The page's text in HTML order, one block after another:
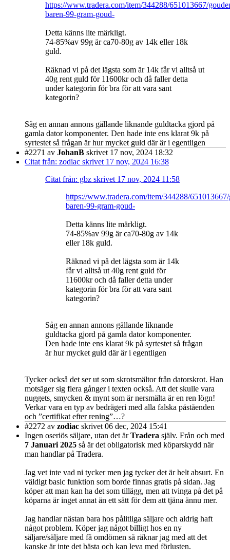
https://www.tradera.com/item/344288/651013667/
baren-99-gram-goud-
Detta känns lite märkligt.
74-85%av 99g är ca70-80g av 14k eller 18k
guld.
Räknad vi på det lägsta som är 14k får vi alltså ut
40g rent guld för 11600kr och då faller detta
under kategorin för bra för att vara sant
kategorin?
Såg en annan annons gällande liknande guldtacka gjord på
gamla dator komponenter. Den hade inte ens klarat 9k på
syrtestet så frågan är hur mycket guld där är i egentligen
#2271 av JohanB skrivet 17 nov, 2024 18:32
Citat från: zodiac skrivet 17 nov, 2024 16:38
Citat från: gbz skrivet 17 nov, 2024 11:58
https://www.tradera.com/item/344288/
baren-99-gram-goud-
Detta känns lite märkligt.
74-85%av 99g är ca70-80g av 14k
eller 18k guld.
Räknad vi på det lägsta som är 14k
får vi alltså ut 40g rent guld för
11600kr och då faller detta under
kategorin för bra för att vara sant
kategorin?
Såg en annan annons gällande liknande
guldtacka gjord på gamla dator komponenter.
Den hade inte ens klarat 9k på syrtestet så frågan
är hur mycket guld där är i egentligen
Tycker också det ser ut som skrotsmältor från datorskrot. Han
motsäger sig flera gånger i texten också. Att det skulle vara
nuggets, smycken & mynt som är nersmälta är en ren lögn!
Verkar vara en typ av bedrägeri med alla falska påståenden
och ”certifikat efter rening”…?
#2272 av zodiac skrivet 06 dec, 2024 15:41
Ingen oseriös säljare, utan det ärTradera själv. Från och med
7 Januari 2025 så är det obligatorisk med köparskydd när
man handlar på Tradera.
Jag vet inte vad ni tycker men jag tycker det är helt absurt. En
väldigt basic funktion som borde finnas gratis på sidan. Jag
köper att man kan ha det som tillägg, men att tvinga på det på
köparna är inget annat än ett sätt för dem att tjäna ännu mer.
Jag handlar nästan bara hos pålitliga säljare och aldrig haft
något problem. Köper jag något billigt hos en ny
säljare/säljare med få omdömen så räknar jag med att det
kanske är inte det bästa och kan leva med förlusten.